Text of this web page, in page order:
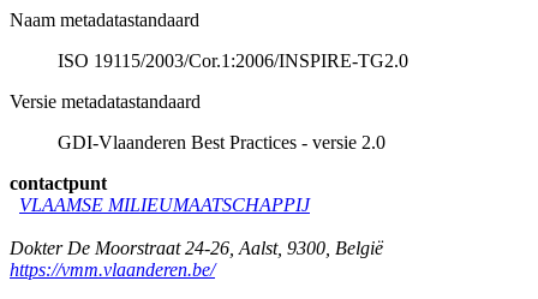
Naam metadatastandaard
ISO 19115/2003/Cor.1:2006/INSPIRE-TG2.0
Versie metadatastandaard
GDI-Vlaanderen Best Practices - versie 2.0
contactpunt
VLAAMSE MILIEUMAATSCHAPPIJ
Dokter De Moorstraat 24-26 Aalst, 9300 België
https://vmm.vlaanderen.be/